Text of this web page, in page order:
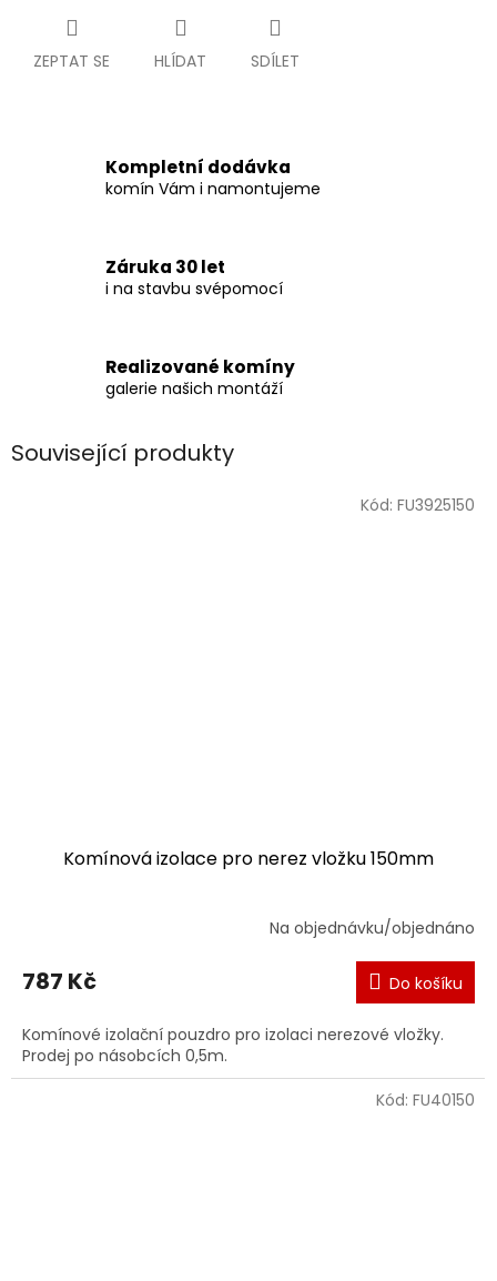
ZEPTAT SE HLÍDAT SDÍLET
Kompletní dodávka
komín Vám i namontujeme
Záruka 30 let
i na stavbu svépomocí
Realizované komíny
galerie našich montáží
Související produkty
Komínová izolace pro nerez vložku 150mm
Na objednávku/objednáno
787 Kč Do košíku
Komínové izolační pouzdro pro izolaci nerezové vložky.
Prodej po násobcích 0,5m.
Kód: FU3925150
Kód: FU40150